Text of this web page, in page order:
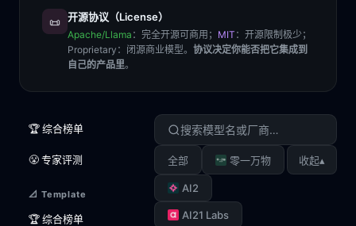
📜 开源协议（License）
Apache/Llama ：完全开源可商用； MIT ：开源限制极少；
Proprietary ：闭源商业模型。 协议决定你能否把它集成到
自己的产品里。
🏆 综合榜单
😤 专家评测
📐 Template
🏆 综合榜单
全部 零一万物
AI2
AI21 Labs
收起▴